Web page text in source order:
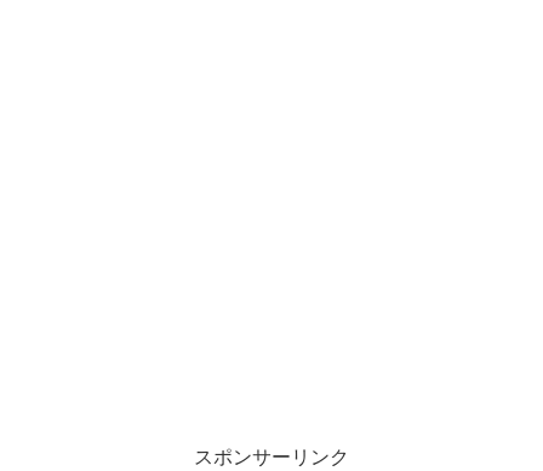
スポンサーリンク